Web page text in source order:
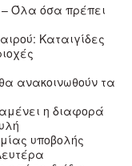
– Όλα όσα πρέπει
Καταιγίδες
ανακοινωθούν τα
η διαφορά
υποβολής